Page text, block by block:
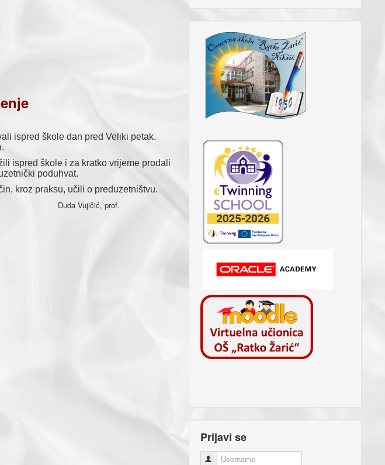
škole dan pred Veliki petak.
škole i za kratko vrijeme prodali
poduhvat.
kroz praksu, učili o preduzetništvu.
Prijavi se
Username